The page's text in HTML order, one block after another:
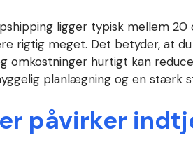
ligger typisk mellem 20
rigtig meget. Det betyder, at
omkostninger hurtigt kan
planlægning og en stærk
påvirker